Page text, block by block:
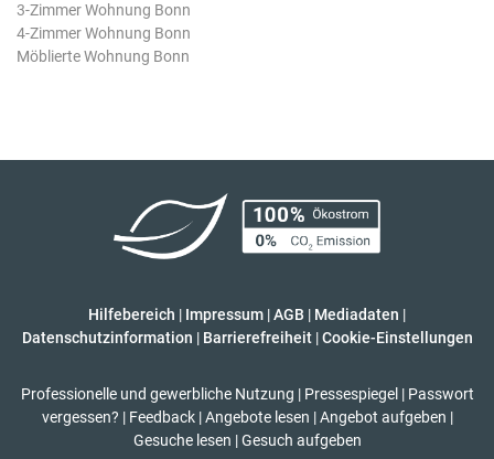
3-Zimmer Wohnung Bonn
4-Zimmer Wohnung Bonn
Möblierte Wohnung Bonn
Hilfebereich | Impressum |AGB | Mediadaten |
Datenschutzinformation | Barrierefreiheit | Cookie-Einstellungen
Professionelle und gewerbliche Nutzung | Pressespiegel | Passwort
vergessen? | Feedback | Angebote lesen | Angebot aufgeben |
Gesuche lesen | Gesuch aufgeben